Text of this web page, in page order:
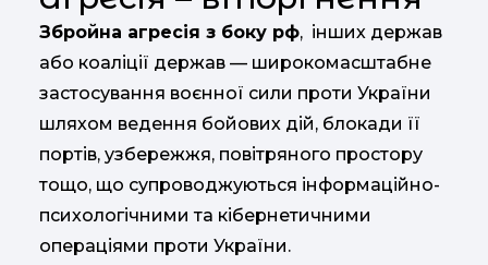
Збройна агресія з боку рф, інших держав
або коаліції держав — широкомасштабне
застосування воєнної сили проти України
шляхом ведення бойових дій, блокади її
портів, узбережжя, повітряного простору
тощо, що супроводжуються інформаційно-
психологічними та кібернетичними
операціями проти України.